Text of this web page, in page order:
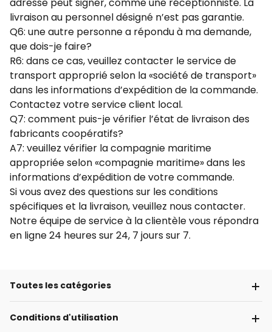
livraison au personnel désigné n’est pas garantie.
Q6: une autre personne a répondu à ma demande,
que dois-je faire?
R6: dans ce cas, veuillez contacter le service de
transport approprié selon la «société de transport»
dans les informations d’expédition de la commande.
Contactez votre service client local.
Q7: comment puis-je vérifier l’état de livraison des
fabricants coopératifs?
A7: veuillez vérifier la compagnie maritime
appropriée selon «compagnie maritime» dans les
informations d’expédition de votre commande.
Si vous avez des questions sur les conditions
spécifiques et la livraison, veuillez nous contacter.
Notre équipe de service à la clientèle vous répondra
en ligne 24 heures sur 24, 7 jours sur 7.
Toutes les catégories
Conditions d'utilisation